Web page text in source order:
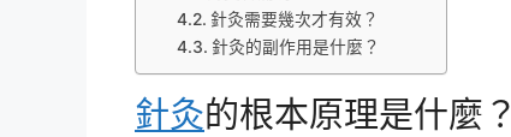
針灸需要幾次才有效？
針灸的副作用是什麼？
針灸的根本原理是什麼？